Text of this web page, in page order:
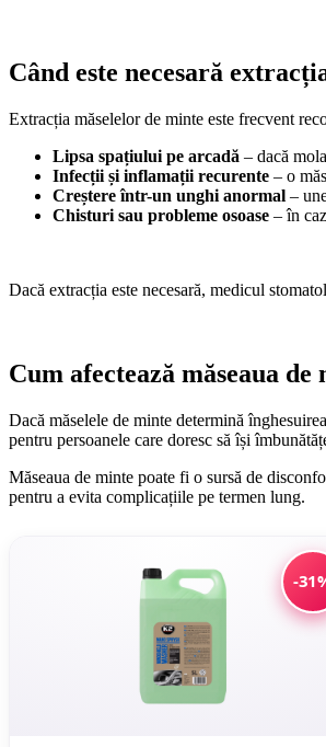
Când este necesară
Extracția măselelor de minte este frecvent
Lipsa spațiului pe arcadă – dacă
Infecții și inflamații recurente – o
Creștere într-un unghi anormal –
Chisturi sau probleme osoase – în
Dacă extracția este necesară, medicul
Cum afectează măseaua
Dacă măselele de minte determină
pentru persoanele care doresc să își
Măseaua de minte poate fi o sursă de
pentru a evita complicațiile pe termen lung.
-